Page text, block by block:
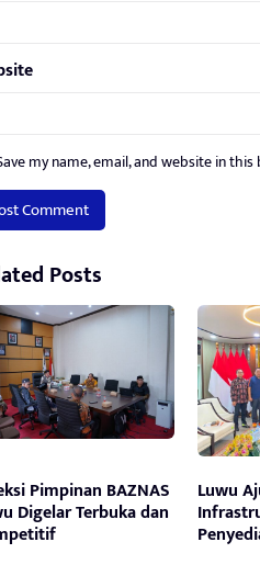
my name, email, and website in
Posts
Pimpinan BAZNAS
Digelar Terbuka dan
Luwu